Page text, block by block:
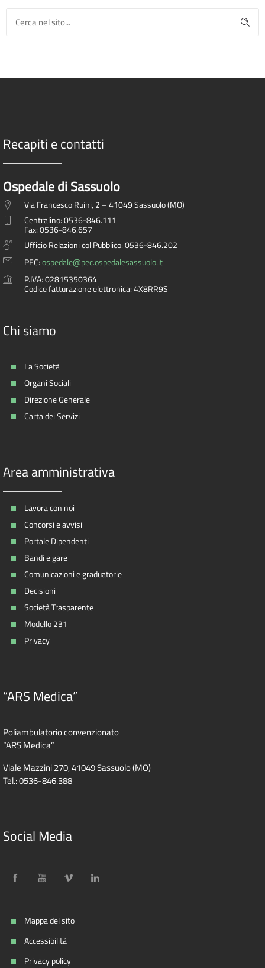
Recapiti e contatti
Ospedale di Sassuolo
Via Francesco Ruini, 2 – 41049 Sassuolo (MO)
Centralino: 0536-846.111
Fax: 0536-846.657
Ufficio Relazioni col Pubblico: 0536-846.202
PEC:ospedale@pec.ospedalesassuolo.it
P.IVA: 02815350364
Codice fatturazione elettronica: 4X8RR9S
Chi siamo
La Società
Organi Sociali
Direzione Generale
Carta dei Servizi
Area amministrativa
Lavora con noi
Concorsi e avvisi
Portale Dipendenti
Bandi e gare
Comunicazioni e graduatorie
Decisioni
Società Trasparente
Modello 231
Privacy
“ARS Medica”
Poliambulatorio convenzionato
“ARS Medica”
Viale Mazzini 270, 41049 Sassuolo (MO)
Tel.: 0536-846.388
Social Media
Mappa del sito
Accessibilità
Privacy policy